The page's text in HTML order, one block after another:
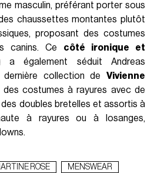
masculin, préférant porter sous
chaussettes montantes plutôt
proposant des costumes
canins. Ce côté ironique et
a également séduit Andreas
dernière collection de Vivienne
des costumes à rayures avec de
doubles bretelles et assortis à
à rayures ou à losanges,
ROSE
MENSWEAR